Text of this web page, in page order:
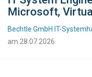
Microsoft,
Bechtle GmbH IT-
am 28.07.2026